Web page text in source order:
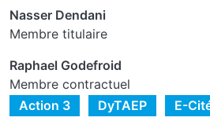
Nasser Dendani
Membre titulaire
Raphael Godefroid
Membre contractuel
Action 3
DyTAEP E-